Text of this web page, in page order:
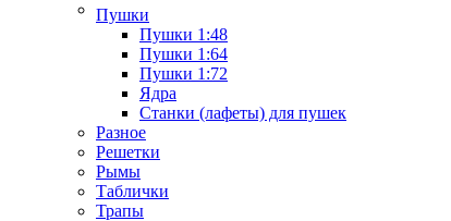
Пушки
Пушки 1:48
Пушки 1:64
Пушки 1:72
Ядра
Станки (лафеты) для пушек
Разное
Решетки
Рымы
Таблички
Трапы